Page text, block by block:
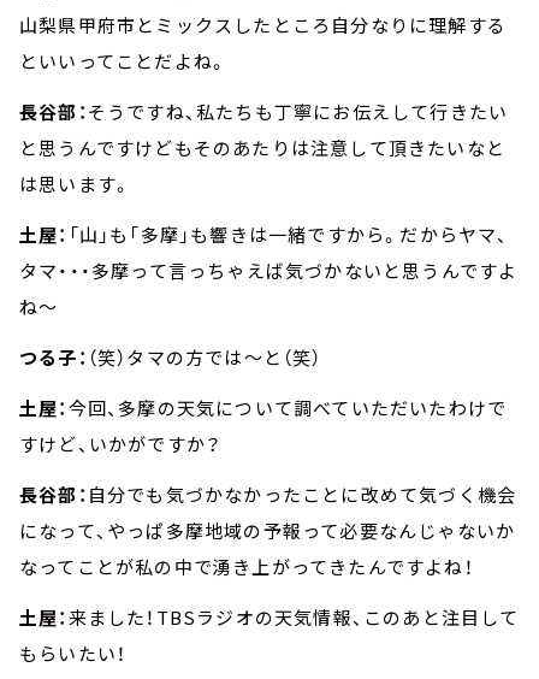
山梨県甲府市とミックスしたところ自分なりに理解する
といいってことだよね。
長谷部：そうですね、私たちも丁寧にお伝えして行きたい
と思うんですけどもそのあたりは注意して頂きたいなと
は思います。
土屋： 「山」も「多摩」も響きは一緒ですから。だからヤマ、
タマ・・・多摩って言っちゃえば気づかないと思うんですよ
ね～
つる子： （笑）タマの方では～と（笑）
土屋：今回、多摩の天気について調べていただいたわけで
すけど、いかがですか？
長谷部： 自分でも気づかなかったことに改めて気づく機会
になって、やっぱ多摩地域の予報って必要なんじゃないか
なってことが私の中で湧き上がってきたんですよね！
土屋：来ました！TBSラジオの天気情報、このあと注目して
もらいたい！